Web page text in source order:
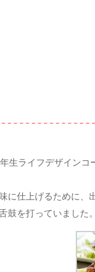
生ライフデザインコ
に仕上げるために、
鼓を打っていました。